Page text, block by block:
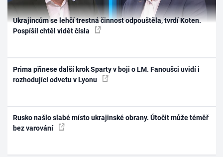
Ukrajincům se lehčí trestná činnost odpouštěla, tvrdí Koten.
Pospíšil chtěl vidět čísla
Prima přinese další krok Sparty v boji o LM. Fanoušci uvidí i
rozhodující odvetu v Lyonu
Rusko našlo slabé místo ukrajinské obrany. Útočit může téměř
bez varování